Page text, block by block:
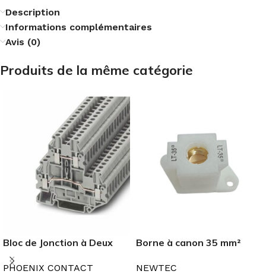
Description
Informations complémentaires
Avis (0)
Produits de la même catégorie
Bloc de Jonction à Deux
Etages
PHOENIX CONTACT
Borne à canon 35 mm²
NEWTEC